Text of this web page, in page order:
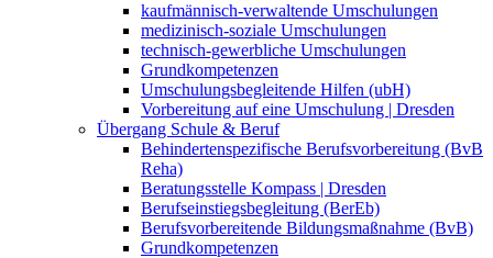
kaufmännisch-verwaltende Umschulungen
medizinisch-soziale Umschulungen
technisch-gewerbliche Umschulungen
Grundkompetenzen
Umschulungsbegleitende Hilfen (ubH)
Vorbereitung auf eine Umschulung | Dresden
Übergang Schule & Beruf
Behindertenspezifische Berufsvorbereitung (BvB
Reha)
Beratungsstelle Kompass | Dresden
Berufseinstiegsbegleitung (BerEb)
Berufsvorbereitende Bildungsmaßnahme (BvB)
Grundkompetenzen